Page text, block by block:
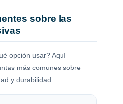
sobre las
opción usar? Aquí
más comunes sobre
y durabilidad.